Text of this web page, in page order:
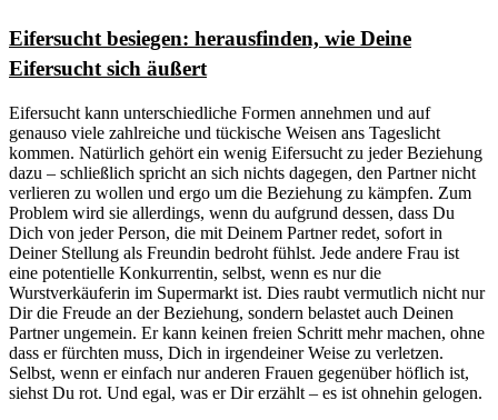
Eifersucht besiegen: herausfinden, wie Deine
Eifersucht sich äußert
Eifersucht kann unterschiedliche Formen annehmen und auf
genauso viele zahlreiche und tückische Weisen ans Tageslicht
kommen. Natürlich gehört ein wenig Eifersucht zu jeder Beziehung
dazu – schließlich spricht an sich nichts dagegen, den Partner nicht
verlieren zu wollen und ergo um die Beziehung zu kämpfen. Zum
Problem wird sie allerdings, wenn du aufgrund dessen, dass Du
Dich von jeder Person, die mit Deinem Partner redet, sofort in
Deiner Stellung als Freundin bedroht fühlst. Jede andere Frau ist
eine potentielle Konkurrentin, selbst, wenn es nur die
Wurstverkäuferin im Supermarkt ist. Dies raubt vermutlich nicht nur
Dir die Freude an der Beziehung, sondern belastet auch Deinen
Partner ungemein. Er kann keinen freien Schritt mehr machen, ohne
dass er fürchten muss, Dich in irgendeiner Weise zu verletzen.
Selbst, wenn er einfach nur anderen Frauen gegenüber höflich ist,
siehst Du rot. Und egal, was er Dir erzählt – es ist ohnehin gelogen.